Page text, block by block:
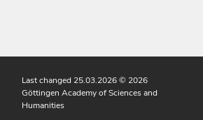
Last changed 25.03.2026© 2026
Göttingen Academy of Sciences and
Humanities